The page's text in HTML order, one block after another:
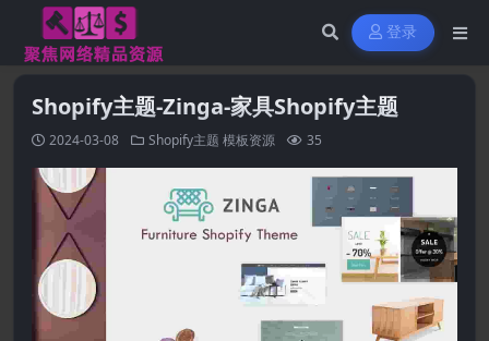
登录
Shopify主题-Zinga-家具Shopify主题
2024-03-08 Shopify主题 模板资源 35